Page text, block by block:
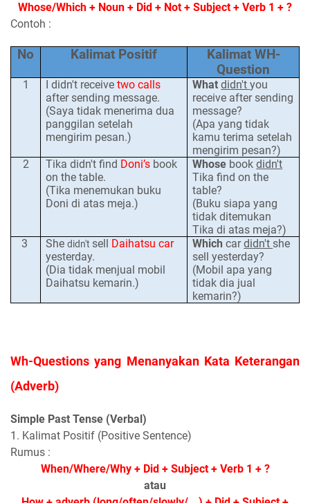
Whose/Which + Noun + Did + Not + Subject + Verb 1 + ?
Contoh :
No Kalimat Positif
Kalimat WH-
Question
1 I didn't receivetwo calls
after sending message.
(Saya tidak menerima dua
panggilan setelah
mengirim pesan.)
Whatdidn'tyou
receive after sending
message?
(Apa yang tidak
kamu terima setelah
mengirim pesan?)
2
Tika didn't find Doni’s book
on the table.
(Tika menemukan buku
Doni di atas meja.)
Whose bookdidn't
Tika find on the
table?
(Buku siapa yang
tidak ditemukan
Tika di atas meja?)
3
Shedidn't sell Daihatsu car
yesterday.
(Dia tidak menjual mobil
Daihatsu kemarin.)
Whichcardidn'tshe
sell yesterday?
(Mobil apa yang
tidak dia jual
kemarin?)
Wh-Questions yang Menanyakan Kata Keterangan
(Adverb)
Simple Past Tense (Verbal)
1. Kalimat Positif (Positive Sentence)
Rumus :
When/Where/Why + Did + Subject + Verb 1 + ?
atau